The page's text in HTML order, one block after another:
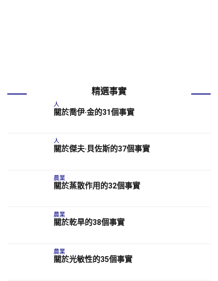
精選事實
人
關於喬伊·金的31個事實
人
關於傑夫·貝佐斯的37個事實
農業
關於蒸散作用的32個事實
農業
關於乾旱的38個事實
農業
關於光敏性的35個事實